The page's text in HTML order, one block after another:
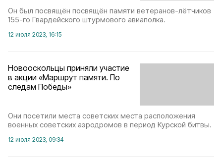
Он был посвящён посвящён памяти ветеранов-лётчиков
155-го Гвардейского штурмового авиаполка.
12 июля 2023, 16:15
Новооскольцы приняли участие
в акции «Маршрут памяти. По
следам Победы»
Они посетили места советских места расположения
военных советских аэродромов в период Курской битвы.
12 июля 2023, 09:34